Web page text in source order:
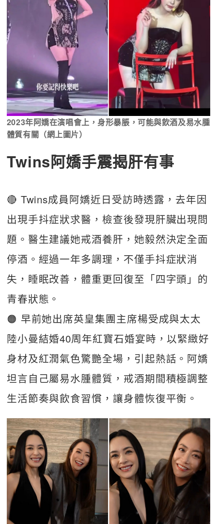
2023年阿嬌在演唱會上，身形暴脹，可能與飲酒及易水腫
體質有關（網上圖片）
Twins阿嬌手震揭肝有事
🔴 Twins成員阿嬌近日受訪時透露，去年因
出現手抖症狀求醫，檢查後發現肝臟出現問
題。醫生建議她戒酒養肝，她毅然決定全面
停酒。經過一年多調理，不僅手抖症狀消
失，睡眠改善，體重更回復至「四字頭」的
青春狀態。
🟠 早前她出席英皇集團主席楊受成與太太
陸小曼結婚40周年紅寶石婚宴時，以緊緻好
身材及紅潤氣色驚艷全場，引起熱話。阿嬌
坦言自己屬易水腫體質，戒酒期間積極調整
生活節奏與飲食習慣，讓身體恢復平衡。